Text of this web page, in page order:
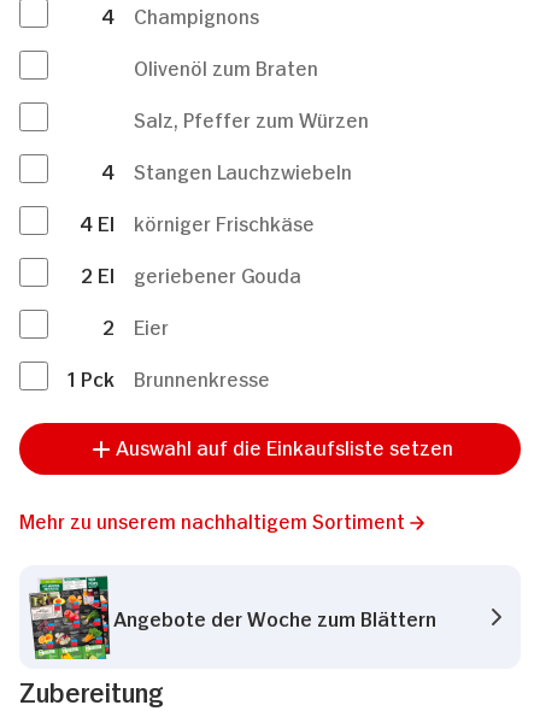
4
Champignons
Olivenöl zum Braten
Salz, Pfeffer zum Würzen
4
Stangen Lauchzwiebeln
4 El
körniger Frischkäse
2 El
geriebener Gouda
2
Eier
1 Pck Brunnenkresse
Auswahl auf die Einkaufsliste setzen
Mehr zu unserem nachhaltigem Sortiment
Angebote der Woche zum Blättern
Zubereitung